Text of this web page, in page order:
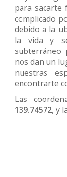
para sacarte
complicado
debido a la
la vida y
subterráneo
nos dan un
nuestras
encontrarte
Las
139.74572, y